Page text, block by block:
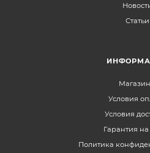
Статьи
Условия
Условия
Гарантия на
Политика